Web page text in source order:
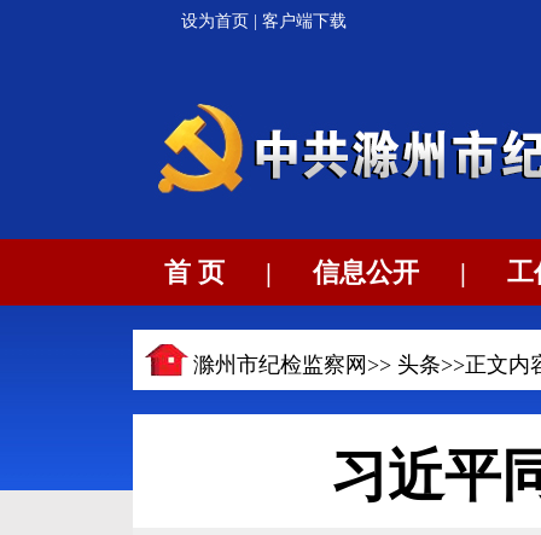
设为首页 客户端下载
首 页 | 信息公开 | 工
滁州市纪检监察网>> 头条>>正文内
习近平